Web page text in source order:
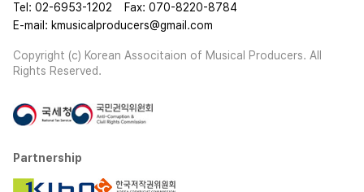
Tel: 02-6953-1202
Fax: 070-8220-8784
E-mail: kmusicalproducers@gmail.com
Copyright (c) Korean Associtaion of Musical Producers. All
Rights Reserved.
Partnership